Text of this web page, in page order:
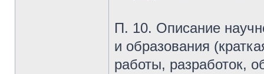
П. 10. Описание
и образования
работы, разработок,